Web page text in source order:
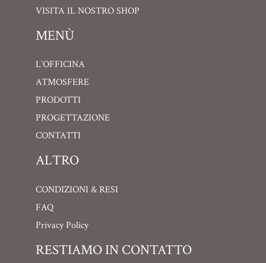
VISITA IL NOSTRO SHOP
MENÙ
L’OFFICINA
ATMOSFERE
PRODOTTI
PROGETTAZIONE
CONTATTI
ALTRO
CONDIZIONI & RESI
FAQ
Privacy Policy
RESTIAMO IN CONTATTO